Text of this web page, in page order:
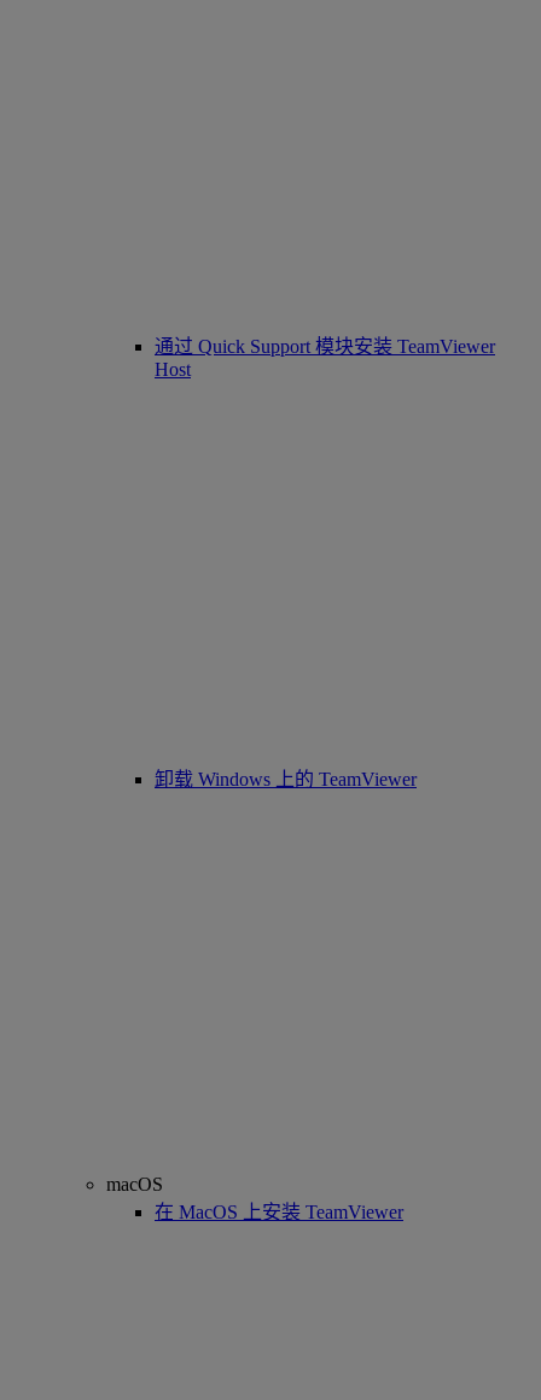
通过 Quick Support 模块安装 TeamViewer
Host
卸载 Windows 上的 TeamViewer
macOS
在 MacOS 上安装 TeamViewer